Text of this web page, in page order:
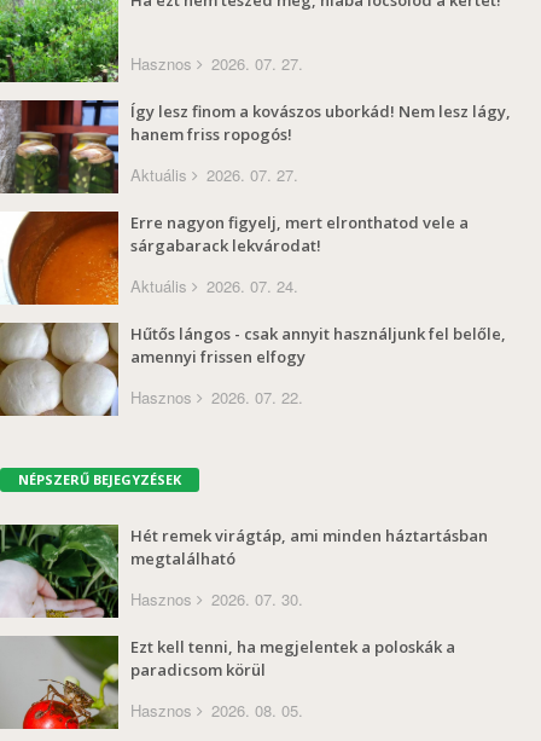
Hasznos 2026. 07. 27.
Így lesz finom a kovászos uborkád! Nem lesz lágy,
hanem friss ropogós!
Aktuális 2026. 07. 27.
Erre nagyon figyelj, mert elronthatod vele a
sárgabarack lekvárodat!
Aktuális 2026. 07. 24.
Hűtős lángos - csak annyit használjunk fel belőle,
amennyi frissen elfogy
Hasznos 2026. 07. 22.
NÉPSZERŰ BEJEGYZÉSEK
Hét remek virágtáp, ami minden háztartásban
megtalálható
Hasznos 2026. 07. 30.
Ezt kell tenni, ha megjelentek a poloskák a
paradicsom körül
Hasznos 2026. 08. 05.